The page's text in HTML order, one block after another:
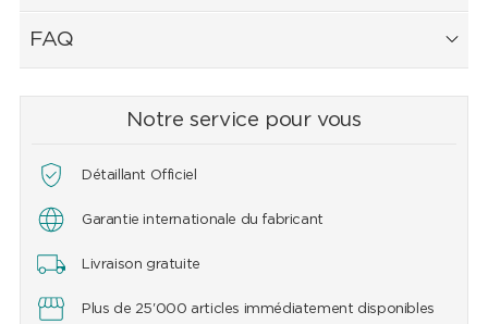
FAQ
Notre service pour vous
Détaillant Officiel
Garantie internationale du fabricant
Livraison gratuite
Plus de 25'000 articles immédiatement disponibles